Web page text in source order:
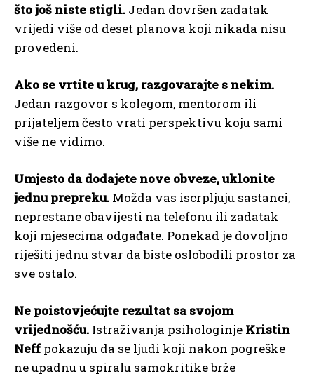
što još niste stigli. Jedan dovršen zadatak
vrijedi više od deset planova koji nikada nisu
provedeni.
Ako se vrtite u krug, razgovarajte s nekim.
Jedan razgovor s kolegom, mentorom ili
prijateljem često vrati perspektivu koju sami
više ne vidimo.
Umjesto da dodajete nove obveze, uklonite
jednu prepreku. Možda vas iscrpljuju sastanci,
neprestane obavijesti na telefonu ili zadatak
koji mjesecima odgađate. Ponekad je dovoljno
riješiti jednu stvar da biste oslobodili prostor za
sve ostalo.
Ne poistovjećujte rezultat sa svojom
vrijednošću. Istraživanja psihologinje Kristin
Neff pokazuju da se ljudi koji nakon pogreške
ne upadnu u spiralu samokritike brže